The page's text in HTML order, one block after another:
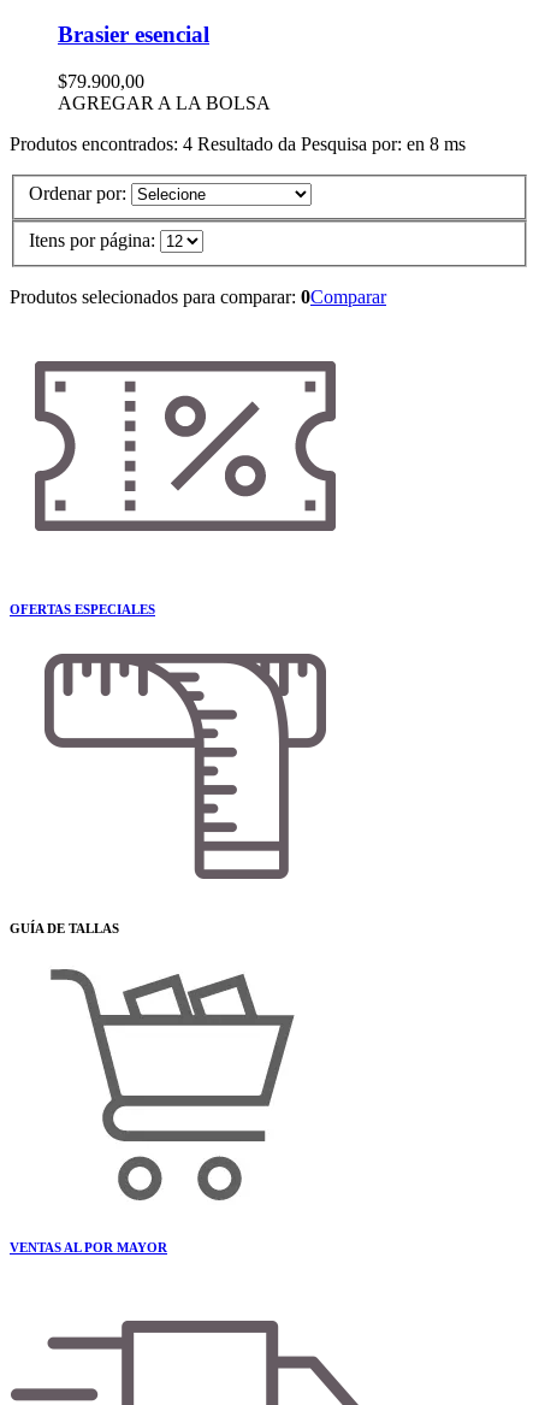
Brasier esencial
$79.900,00
AGREGAR A LA BOLSA
Produtos encontrados: 4 Resultado da Pesquisa por: en 8 ms
Ordenar por:
Itens por página:
Produtos selecionados para comparar: 0Comparar
OFERTAS ESPECIALES
GUÍA DE TALLAS
VENTAS AL POR MAYOR